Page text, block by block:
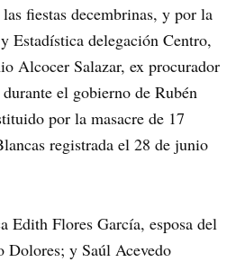
fiestas decembrinas, y por la
Estadística delegación Centro,
Alcocer Salazar, ex procurador
el gobierno de Rubén
por la masacre de 17
registrada el 28 de junio
Edith Flores García, esposa del
Dolores; y Saúl Acevedo